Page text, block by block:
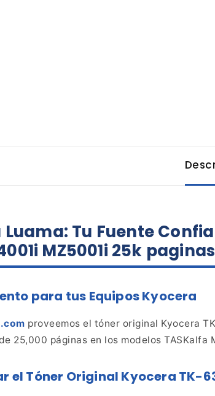
Tu Fuente
MZ5001i 25k paginas
para tus Equipos Kyocera
proveemos el tóner original Kyocera
25,000 páginas en los modelos TASKalfa
el Tóner Original Kyocera TK-